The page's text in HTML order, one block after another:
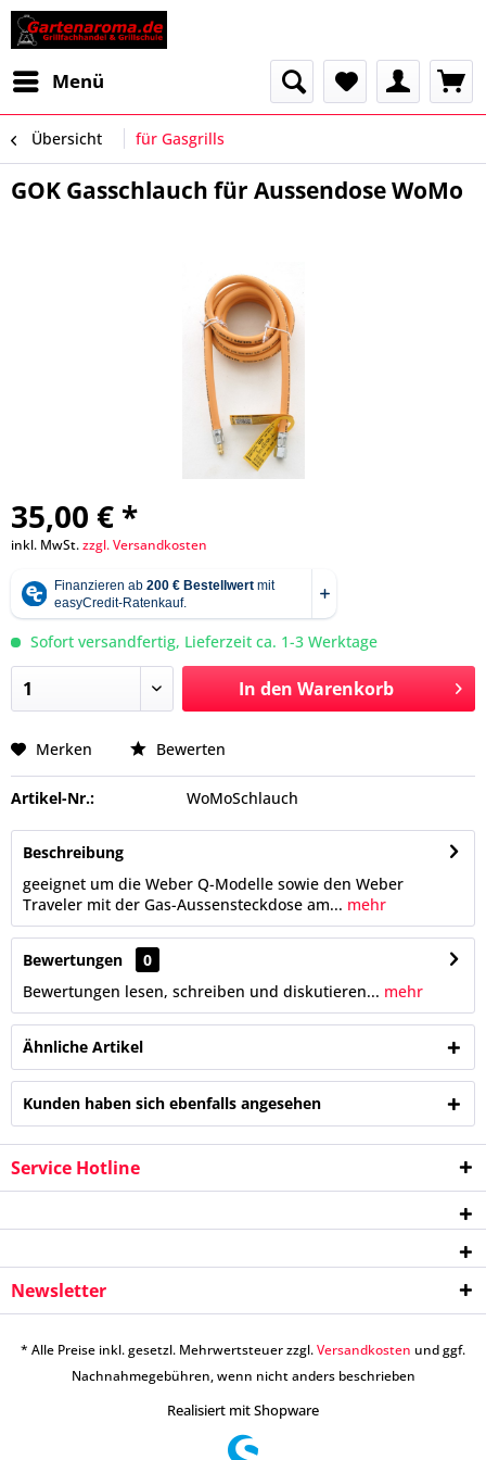
Menü
Übersicht für Gasgrills
GOK Gasschlauch für Aussendose WoMo
35,00 € *
inkl. MwSt.zzgl. Versandkosten
Sofort versandfertig, Lieferzeit ca. 1-3 Werktage
In den Warenkorb
Merken Bewerten
Artikel-Nr.: WoMoSchlauch
Beschreibung
geeignet um die Weber Q-Modelle sowie den Weber
Traveler mit der Gas-Aussensteckdose am... mehr
Bewertungen
0
Bewertungen lesen, schreiben und diskutieren... mehr
Ähnliche Artikel
Kunden haben sich ebenfalls angesehen
Service Hotline
Newsletter
* Alle Preise inkl. gesetzl. Mehrwertsteuer zzgl.Versandkosten und ggf.
Nachnahmegebühren, wenn nicht anders beschrieben
Realisiert mit Shopware